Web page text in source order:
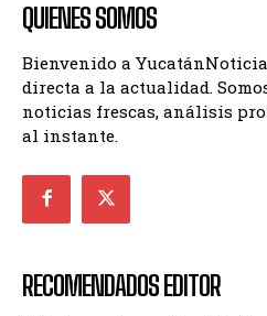
QUIENES SOMOS
Bienvenido a
directa a la actualidad.
noticias frescas, análisis
al instante.
RECOMENDADOS EDITOR